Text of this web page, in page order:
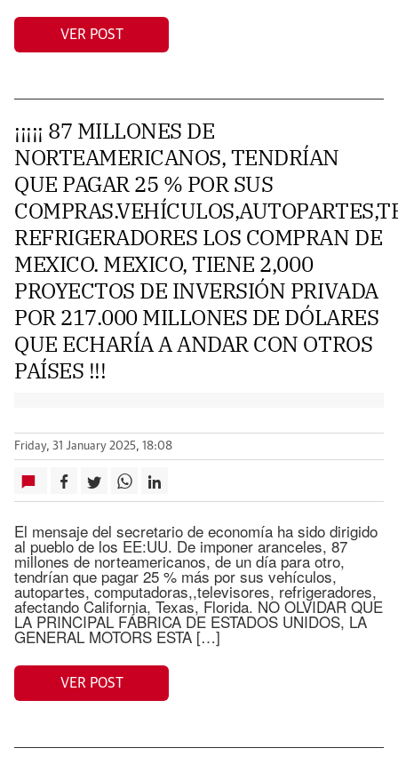
VER POST
¡¡¡¡¡ 87 MILLONES DE
NORTEAMERICANOS, TENDRÍAN
QUE PAGAR 25 % POR SUS
REFRIGERADORES LOS COMPRAN DE
MEXICO. MEXICO, TIENE 2,000
PROYECTOS DE INVERSIÓN PRIVADA
POR 217.000 MILLONES DE DÓLARES
QUE ECHARÍA A ANDAR CON OTROS
PAÍSES !!!
Friday, 31 January 2025, 18:08
El mensaje del secretario de economía ha sido dirigido
al pueblo de los EE:UU. De imponer aranceles, 87
millones de norteamericanos, de un día para otro,
tendrían que pagar 25 % más por sus vehículos,
autopartes, computadoras,,televisores, refrigeradores,
afectando California, Texas, Florida. NO OLVIDAR QUE
LA PRINCIPAL FÁBRICA DE ESTADOS UNIDOS, LA
GENERAL MOTORS ESTA […]
VER POST